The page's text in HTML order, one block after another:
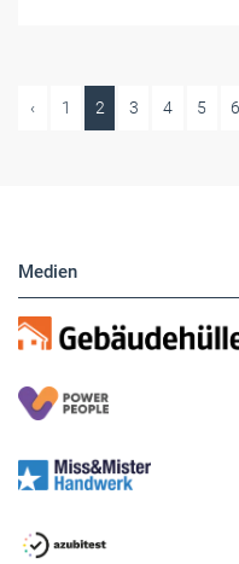
‹ 1 2 3 4 5 6
Medien